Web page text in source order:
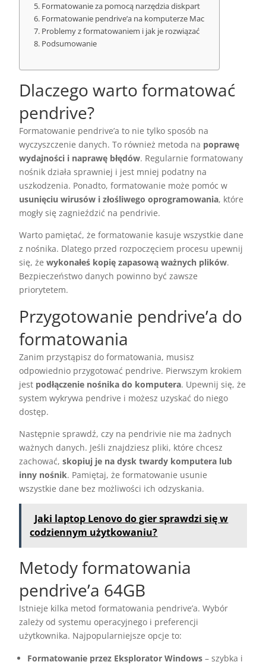
Formatowanie za pomocą narzędzia diskpart
Formatowanie pendrive’a na komputerze Mac
Problemy z formatowaniem i jak je rozwiązać
Podsumowanie
Dlaczego warto formatować
pendrive?
Formatowanie pendrive’a to nie tylko sposób na
wyczyszczenie danych. To również metoda na poprawę
wydajności i naprawę błędów. Regularnie formatowany
nośnik działa sprawniej i jest mniej podatny na
uszkodzenia. Ponadto, formatowanie może pomóc w
usunięciu wirusów i złośliwego oprogramowania, które
mogły się zagnieździć na pendrivie.
Warto pamiętać, że formatowanie kasuje wszystkie dane
z nośnika. Dlatego przed rozpoczęciem procesu upewnij
się, żewykonałeś kopię zapasową ważnych plików.
Bezpieczeństwo danych powinno być zawsze
priorytetem.
Przygotowanie pendrive’a do
formatowania
Zanim przystąpisz do formatowania, musisz
odpowiednio przygotować pendrive. Pierwszym krokiem
jest podłączenie nośnika do komputera. Upewnij się, że
system wykrywa pendrive i możesz uzyskać do niego
dostęp.
Następnie sprawdź, czy na pendrivie nie ma żadnych
ważnych danych. Jeśli znajdziesz pliki, które chcesz
zachować,skopiuj je na dysk twardy komputera lub
inny nośnik. Pamiętaj, że formatowanie usunie
wszystkie dane bez możliwości ich odzyskania.
Jaki laptop Lenovo do gier sprawdzi się w
codziennym użytkowaniu?
Metody formatowania
pendrive’a 64GB
Istnieje kilka metod formatowania pendrive’a. Wybór
zależy od systemu operacyjnego i preferencji
użytkownika. Najpopularniejsze opcje to:
Formatowanie przez Eksplorator Windows – szybka i